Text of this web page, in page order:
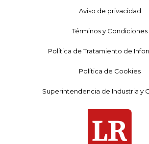
Aviso de privacidad
Términos y Condiciones
Política de Tratamiento de
Política de Cookies
Superintendencia de Industria y